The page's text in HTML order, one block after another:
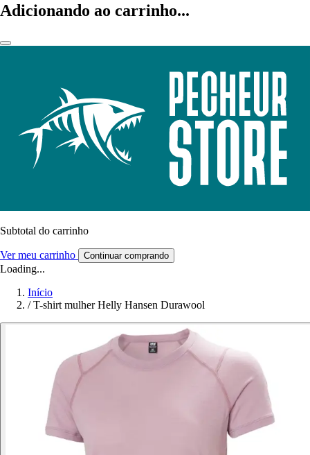
Adicionando ao carrinho...
Subtotal do carrinho
Ver meu carrinho Continuar comprando
Loading...
Início
/ T-shirt mulher Helly Hansen Durawool